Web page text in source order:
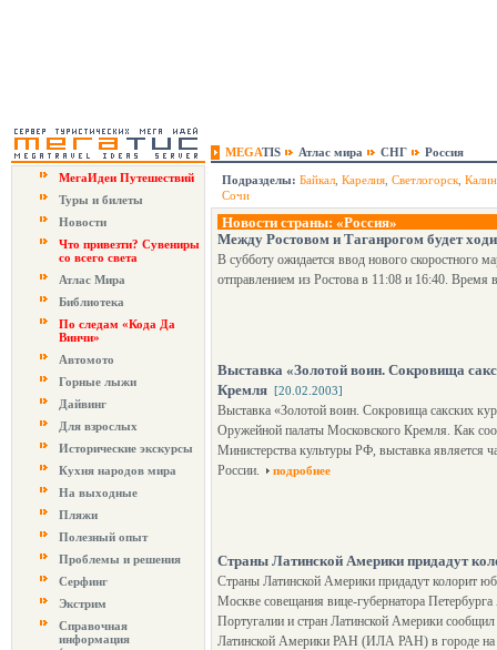
MEGATIS Атлас мира СНГ
Россия
МегаИдеи Путешествий
Туры и билеты
Новости
Что привезти? Сувениры
со всего света
Атлас Мира
Библиотека
По следам «Кода Да
Винчи»
Автомото
Горные лыжи
Дайвинг
Для взрослых
Исторические экскурсы
Кухня народов мира
На выходные
Пляжи
Полезный опыт
Проблемы и решения
Серфинг
Экстрим
Справочная
информация
Подразделы: Байкал Карелия Светлогорск
Сочи
Новости страны: «Россия»
Между Ростовом и Таганрогом будет
В субботу ожидается ввод нового скоростного
отправлением из Ростова в 11:08 и 16:40. Время
Выставка «Золотой воин. Сокровища
Кремля [20.02.2003]
Выставка «Золотой воин. Сокровища сакских
Оружейной палаты Московского Кремля. Как
Министерства культуры РФ, выставка является
России.
подробнее
Страны Латинской Америки придадут
Страны Латинской Америки придадут колорит
Москве совещания вице-губернатора
Португалии и стран Латинской Америки сообщил
Латинской Америки РАН (ИЛА РАН) в городе на